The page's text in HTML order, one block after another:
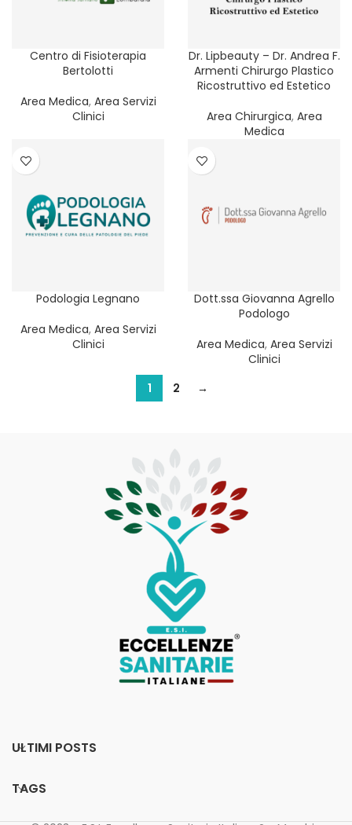
Centro di Fisioterapia
Bertolotti
Area Medica, Area Servizi
Clinici
Dr. Lipbeauty – Dr. Andrea F.
Armenti Chirurgo Plastico
Ricostruttivo ed Estetico
Area Chirurgica, Area
Medica
Podologia Legnano
Area Medica, Area Servizi
Clinici
Dott.ssa Giovanna Agrello
Podologo
Area Medica, Area Servizi
Clinici
1
2 →
ULTIMI POSTS
TAGS